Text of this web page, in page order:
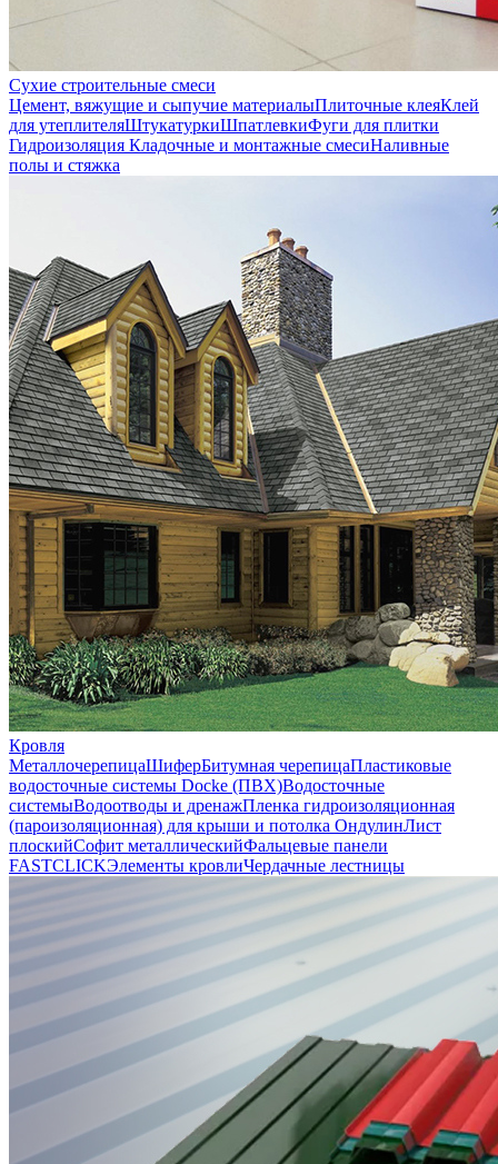
Сухие строительные смеси
Цемент, вяжущие и сыпучие материалыПлиточные клеяКлей
для утеплителяШтукатуркиШпатлевкиФуги для плитки
Гидроизоляция Кладочные и монтажные смесиНаливные
полы и стяжка
Кровля
МеталлочерепицаШиферБитумная черепицаПластиковые
водосточные системы Docke (ПВХ)Водосточные
системыВодоотводы и дренажПленка гидроизоляционная
(пароизоляционная) для крыши и потолка ОндулинЛист
плоскийСофит металлическийФальцевые панели
FASTCLICKЭлементы кровлиЧердачные лестницы